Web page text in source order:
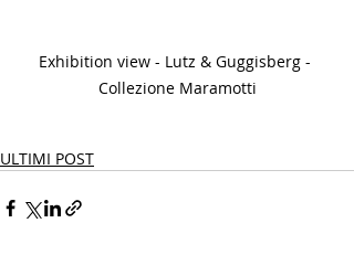
Exhibition view - Lutz & Guggisberg -
Collezione Maramotti
ULTIMI POST